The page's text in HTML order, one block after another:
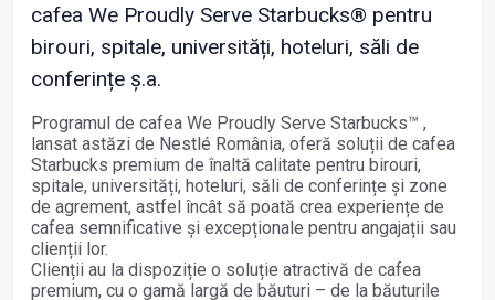
cafea We Proudly Serve Starbucks® pentru
birouri, spitale, universități, hoteluri, săli de
conferințe ș.a.
Programul de cafea We Proudly Serve Starbucks™ ,
lansat astăzi de Nestlé România, oferă soluții de cafea
Starbucks premium de înaltă calitate pentru birouri,
spitale, universități, hoteluri, săli de conferințe și zone
de agrement, astfel încât să poată crea experiențe de
cafea semnificative și excepționale pentru angajații sau
clienții lor.
Clienții au la dispoziție o soluție atractivă de cafea
premium, cu o gamă largă de băuturi – de la băuturile